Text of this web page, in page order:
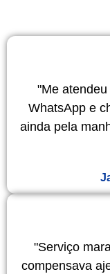
"Me
WhatsApp e
ainda pela
"Serviço
compensava